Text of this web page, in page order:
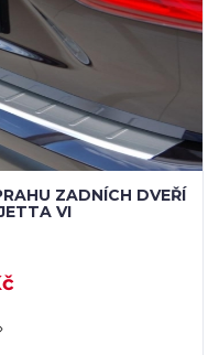
ZADNÍCH DVEŘÍ
VI